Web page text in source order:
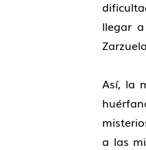
llegar
Así, la
a las